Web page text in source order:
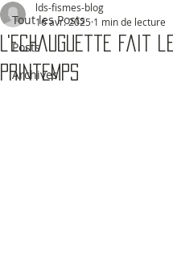
Tout les Posts
Posts
Archives
L'Echauguette fait le
printemps
lds-fismes-blog
16 avr. 2025 1 min de lecture